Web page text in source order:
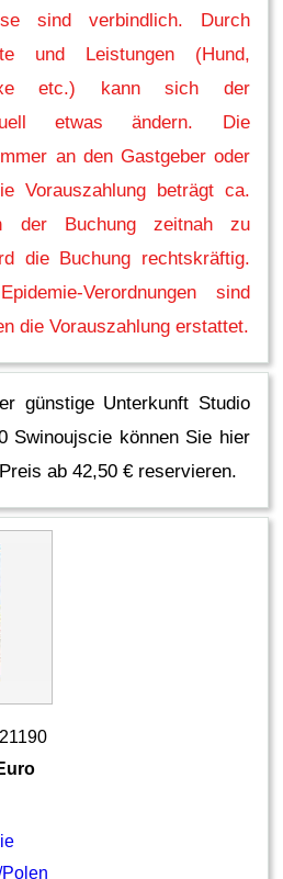
sind verbindlich. Durch
und Leistungen (Hund,
etc.) kann sich der
etwas ändern. Die
an den Gastgeber oder
Vorauszahlung beträgt ca.
der Buchung zeitnah zu
die Buchung rechtskräftig.
Verordnungen sind
die Vorauszahlung erstattet.
günstige Unterkunft Studio
Swinoujscie können Sie hier
ab 42,50 € reservieren.